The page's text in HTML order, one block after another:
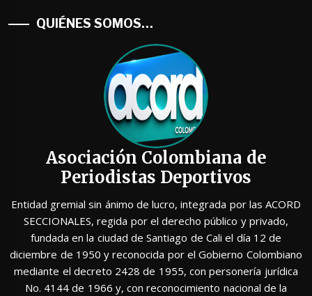
QUIÉNES SOMOS…
Asociación Colombiana de
Periodistas Deportivos
Entidad gremial sin ánimo de lucro, integrada por las ACORD
SECCIONALES, regida por el derecho público y privado,
fundada en la ciudad de Santiago de Cali el día 12 de
diciembre de 1950 y reconocida por el Gobierno Colombiano
mediante el decreto 2428 de 1955, con personería jurídica
No. 4144 de 1966 y, con reconocimiento nacional de la